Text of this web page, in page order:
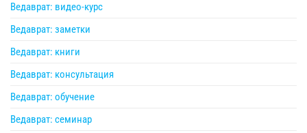
Ведаврат: видео-курс
Ведаврат: заметки
Ведаврат: книги
Ведаврат: консультация
Ведаврат: обучение
Ведаврат: семинар